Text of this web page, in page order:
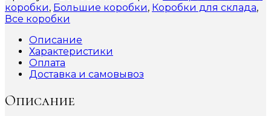
коробки, Большие коробки, Коробки для склада,
Все коробки
Описание
Характеристики
Оплата
Доставка и самовывоз
Описание